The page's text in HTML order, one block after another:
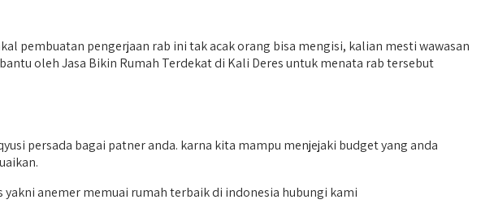
pembuatan pengerjaan rab ini tak acak orang bisa mengisi, kalian mesti wawasan
oleh Jasa Bikin Rumah Terdekat di Kali Deres untuk menata rab tersebut
persada bagai patner anda. karna kita mampu menjejaki budget yang anda
anemer memuai rumah terbaik di indonesia hubungi kami